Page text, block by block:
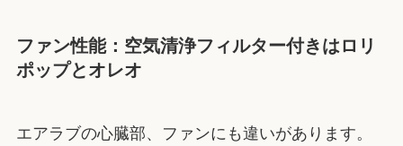
ファン性能：空気清浄フィルター付きはロリ
ポップとオレオ
エアラブの心臓部、ファンにも違いがあります。